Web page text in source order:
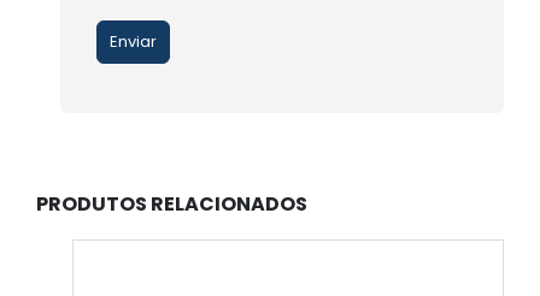
PRODUTOS RELACIONADOS